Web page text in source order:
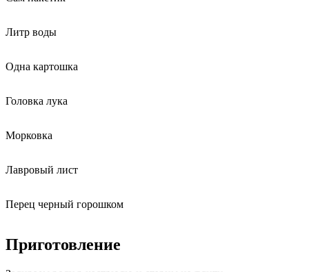
Литр воды
Одна картошка
Головка лука
Морковка
Лавровый лист
Перец черный горошком
Приготовление